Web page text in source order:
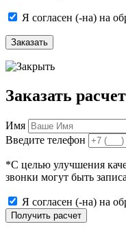
Я согласен (-на) на
Заказать
Заказать
Имя
Введите телефон
*С целью улучшения
звонки могут быть
Я согласен (-на) на
Получить расчет